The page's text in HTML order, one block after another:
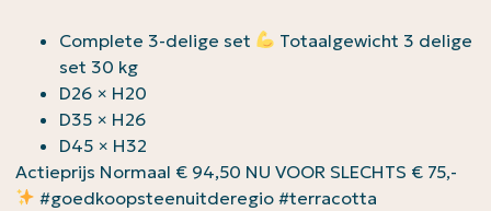
Complete 3-delige set
Totaalgewicht 3 delige
set 30 kg
D26 × H20
D35 × H26
D45 × H32
Actieprijs Normaal € 94,50 NU VOOR SLECHTS € 75,-
#goedkoopsteenuitderegio #terracotta